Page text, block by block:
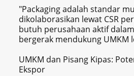
"Packaging adalah standar
dikolaborasikan lewat CSR
butuh perusahaan aktif
bergerak mendukung UMKM
UMKM dan Pisang Kipas:
Ekspor